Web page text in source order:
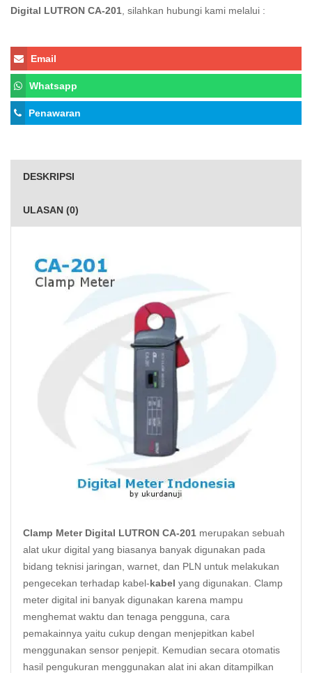
Digital LUTRON CA-201 , silahkan hubungi kami melalui :
Email
Whatsapp
Penawaran
DESKRIPSI
ULASAN (0)
Clamp Meter Digital LUTRON CA-201 merupakan sebuah
alat ukur digital yang biasanya banyak digunakan pada
bidang teknisi jaringan, warnet, dan PLN untuk melakukan
pengecekan terhadap kabel-kabel yang digunakan. Clamp
meter digital ini banyak digunakan karena mampu
menghemat waktu dan tenaga pengguna, cara
pemakainnya yaitu cukup dengan menjepitkan kabel
menggunakan sensor penjepit. Kemudian secara otomatis
hasil pengukuran menggunakan alat ini akan ditampilkan